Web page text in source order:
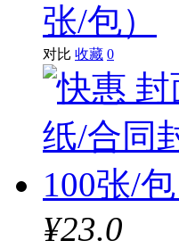
张/包）
对比 收藏 0
¥23.0